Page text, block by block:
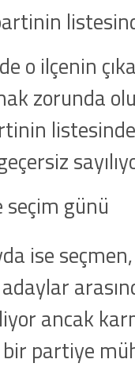
o ilçenin
zorunda
ise
adaylar
ancak
partiye